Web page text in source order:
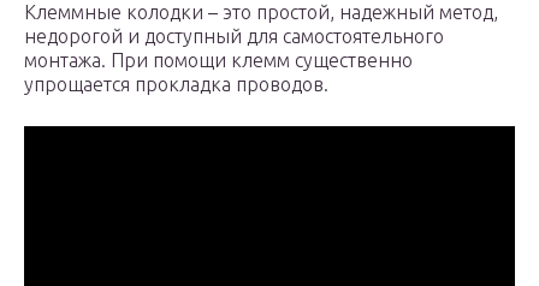
Клеммные колодки – это простой, надежный метод,
недорогой и доступный для самостоятельного
монтажа. При помощи клемм существенно
упрощается прокладка проводов.